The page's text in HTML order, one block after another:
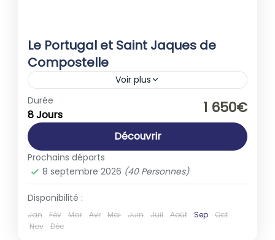
Le Portugal et Saint Jaques de
Compostelle
Voir plus
Europe
1-40 People
Durée
8 Jours 1 650€
Découvrir
Prochains départs
8 septembre 2026 (40 Personnes)
Disponibilité :
Jan Fév Mar Avr Mai Juin Juil Août Sep
Oct
Nov
Déc